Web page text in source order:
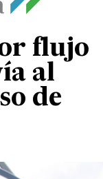
flujo
al
de